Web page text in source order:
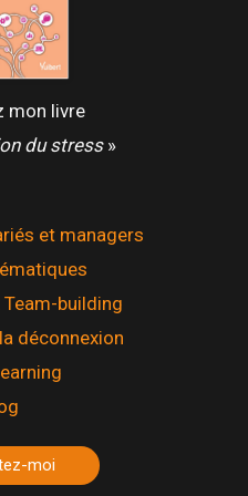
mon livre
du stress»
et managers
building
déconnexion
moi